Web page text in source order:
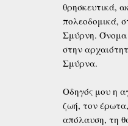
θρησκευτικά,
πολεοδομικά,
Σμύρνη. Όνομα
στην
Σμύρνα.
Οδηγός μου η
ζωή, τον
απόλαυση, τη